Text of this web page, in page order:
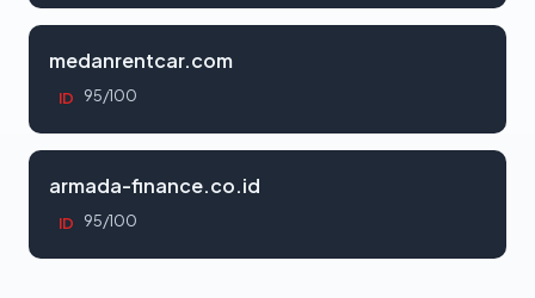
medanrentcar.com
ID 95/100
armada-finance.co.id
ID 95/100